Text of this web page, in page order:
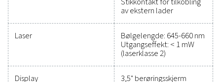
Pålitelige verktøy for å
ytelse, forbedre
og redusere kostnadene